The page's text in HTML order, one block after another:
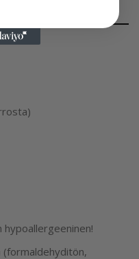
hypoallergeeninen!
(formaldehyditön,